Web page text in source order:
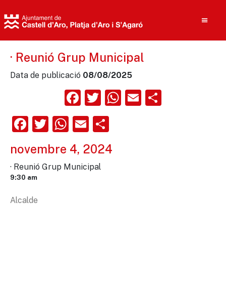
· Reunió Grup Municipal
Data de publicació 08/08/2025
Facebook
Twitter
WhatsApp
Email
Facebook
Twitter
WhatsApp
Email
novembre 4, 2024
· Reunió Grup Municipal
9:30 am
Alcalde